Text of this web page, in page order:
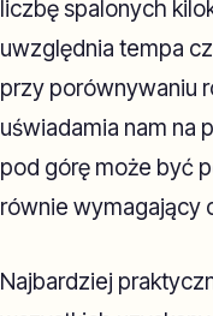
liczbę spalonych
uwzględnia tempa
przy porównywaniu
uświadamia nam na
pod górę może być
równie wymagający
Najbardziej